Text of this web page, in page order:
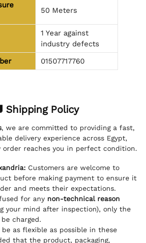
50 Meters
1 Year against
industry defects
01507717760
Shipping Policy
, we are committed to providing a fast,
delivery experience across Egypt,
order reaches you in perfect condition.
Customers are welcome to
before making payment to ensure it
and meets their expectations.
for any non-technical reason
your mind after inspection), only the
charged.
as flexible as possible in these
that the product, packaging,